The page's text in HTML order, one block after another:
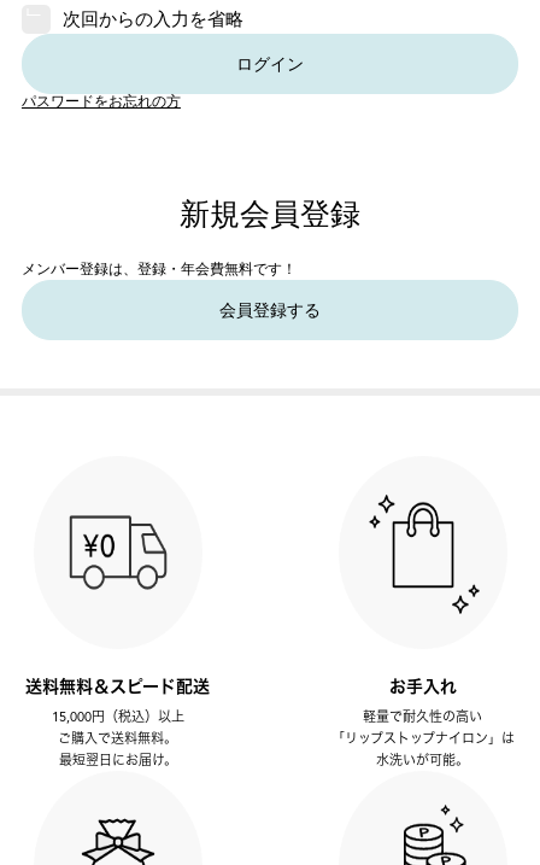
次回からの入力を省略
ログイン
パスワードをお忘れの方
新規会員登録
メンバー登録は、登録・年会費無料です！
会員登録する
送料無料＆スピード配送
15,000円（税込）以上
ご購入で送料無料。
最短翌日にお届け。
お手入れ
軽量で耐久性の高い
「リップストップナイロン」は
水洗いが可能。